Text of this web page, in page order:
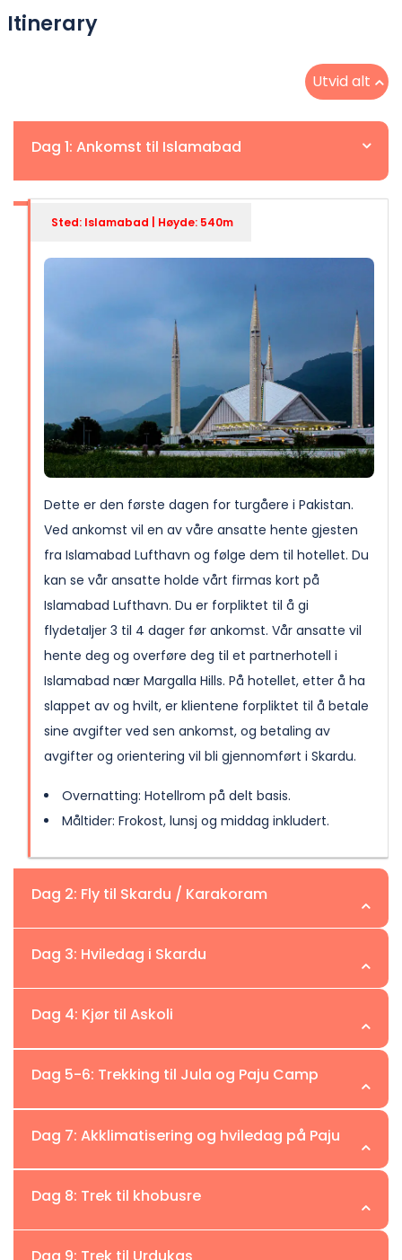
Itinerary
Utvid alt
Dag 1: Ankomst til Islamabad
Sted: Islamabad | Høyde: 540m
Dette er den første dagen for turgåere i Pakistan.
Ved ankomst vil en av våre ansatte hente gjesten
fra Islamabad Lufthavn og følge dem til hotellet. Du
kan se vår ansatte holde vårt firmas kort på
Islamabad Lufthavn. Du er forpliktet til å gi
flydetaljer 3 til 4 dager før ankomst. Vår ansatte vil
hente deg og overføre deg til et partnerhotell i
Islamabad nær Margalla Hills. På hotellet, etter å ha
slappet av og hvilt, er klientene forpliktet til å betale
sine avgifter ved sen ankomst, og betaling av
avgifter og orientering vil bli gjennomført i Skardu.
Overnatting: Hotellrom på delt basis.
Måltider: Frokost, lunsj og middag inkludert.
Dag 2: Fly til Skardu / Karakoram
Sted: Skardu | Høyde: 540m-2228m
Dag 3: Hviledag i Skardu
Sted: Skardu | Høyde: 2228m
Dag 4: Kjør til Askoli
Sted: Askoli | Høyde: 3040 m
Dag 5-6: Trekking til Jula og Paju Camp
Sted: Paju | Høyde: 3,666 m
Dag 7: Akklimatisering og hviledag på Paju
Sted: Paju | Høyde: 3,666 m
Dag 8: Trek til khobusre
Sted: Khobusre | Høyde: 3 800 m